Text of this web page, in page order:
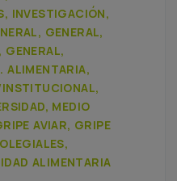
INVESTIGACIÓN,
GENERAL,
GENERAL,
ALIMENTARIA,
MEDIO
AVIAR, GRIPE
ALIMENTARIA